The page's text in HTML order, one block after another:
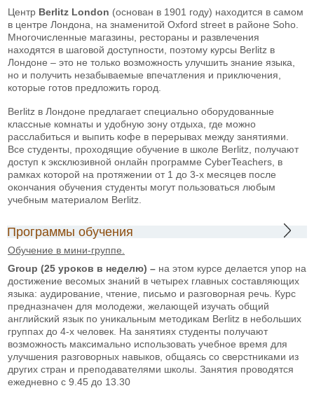
Центр Berlitz London (основан в 1901 году) находится в самом
в центре Лондона, на знаменитой Oxford street в районе Soho.
Многочисленные магазины, рестораны и развлечения
находятся в шаговой доступности, поэтому курсы Berlitz в
Лондоне – это не только возможность улучшить знание языка,
но и получить незабываемые впечатления и приключения,
которые готов предложить город.
Berlitz в Лондоне предлагает специально оборудованные
классные комнаты и удобную зону отдыха, где можно
расслабиться и выпить кофе в перерывах между занятиями.
Все студенты, проходящие обучение в школе Berlitz, получают
доступ к эксклюзивной онлайн программе CyberTeachers, в
рамках которой на протяжении от 1 до 3-х месяцев после
окончания обучения студенты могут пользоваться любым
учебным материалом Berlitz.
Программы обучения
Обучение в мини-группе.
Group (25 уроков в неделю) – на этом курсе делается упор на
достижение весомых знаний в четырех главных составляющих
языка: аудирование, чтение, письмо и разговорная речь. Курс
предназначен для молодежи, желающей изучать общий
английский язык по уникальным методикам Berlitz в небольших
группах до 4-х человек. На занятиях студенты получают
возможность максимально использовать учебное время для
улучшения разговорных навыков, общаясь со сверстниками из
других стран и преподавателями школы. Занятия проводятся
ежедневно с 9.45 до 13.30